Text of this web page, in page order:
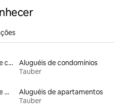
Aluguel por temporada de casas de hóspedes
Aluguéis de condomínios
Tauber
Aluguel por temporada de microcasas
Aluguéis de apartamentos
Tauber